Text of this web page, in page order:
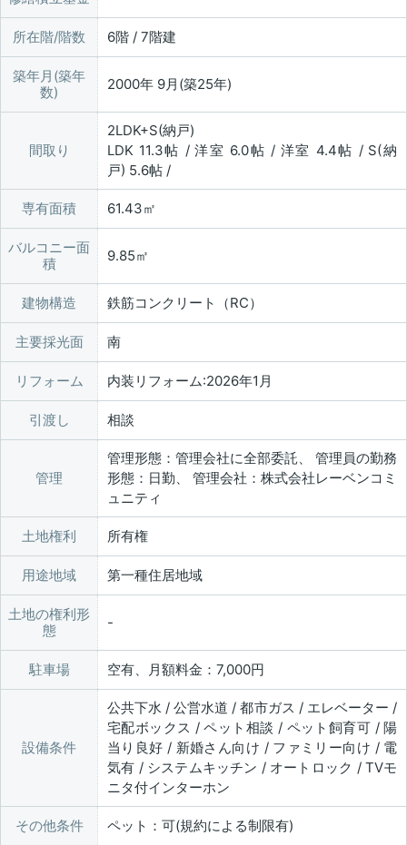
所在階/階数 6階 / 7階建
築年月(築年
数)
2000年 9月(築25年)
間取り
2LDK+S(納戸)
LDK 11.3帖 / 洋室 6.0帖 / 洋室 4.4帖 / S(納
戸) 5.6帖 /
専有面積 61.43㎡
バルコニー面
積
9.85㎡
建物構造 鉄筋コンクリート（RC）
主要採光面 南
リフォーム 内装リフォーム:2026年1月
引渡し 相談
管理
管理形態：管理会社に全部委託、 管理員の勤務
形態：日勤、 管理会社：株式会社レーベンコミ
ュニティ
土地権利 所有権
用途地域 第一種住居地域
土地の権利形
態
駐車場 空有、月額料金：7,000円
設備条件
公共下水 / 公営水道 / 都市ガス / エレベーター /
宅配ボックス / ペット相談 / ペット飼育可 / 陽
当り良好 / 新婚さん向け / ファミリー向け / 電
気有 / システムキッチン / オートロック / TVモ
ニタ付インターホン
その他条件 ペット：可(規約による制限有)